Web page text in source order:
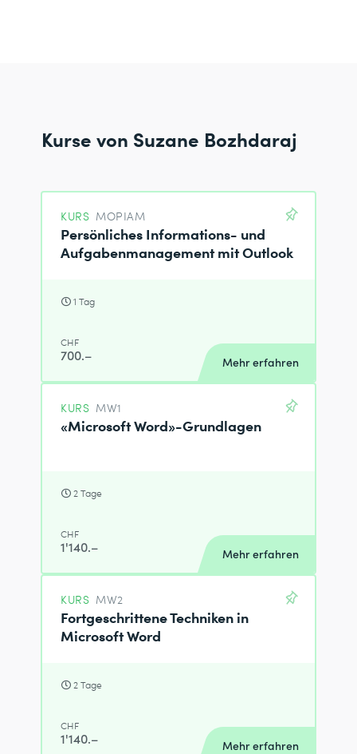
Kurse von Suzane Bozhdaraj
KURS MOPIAM
Persönliches Informations- und
Aufgabenmanagement mit Outlook
1 Tag
CHF
700.– Mehr erfahren
KURS MW1
«Microsoft Word»-Grundlagen
2 Tage
CHF
1'140.– Mehr erfahren
KURS MW2
Fortgeschrittene Techniken in
Microsoft Word
2 Tage
CHF
1'140.– Mehr erfahren